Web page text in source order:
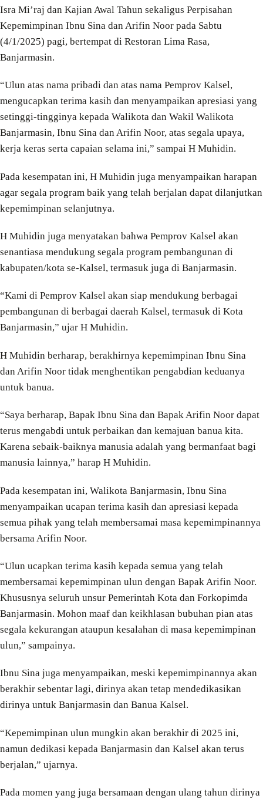
Isra Mi’raj dan Kajian Awal Tahun sekaligus Perpisahan
Kepemimpinan Ibnu Sina dan Arifin Noor pada Sabtu
(4/1/2025) pagi, bertempat di Restoran Lima Rasa,
Banjarmasin.
“Ulun atas nama pribadi dan atas nama Pemprov Kalsel,
mengucapkan terima kasih dan menyampaikan apresiasi yang
setinggi-tingginya kepada Walikota dan Wakil Walikota
Banjarmasin, Ibnu Sina dan Arifin Noor, atas segala upaya,
kerja keras serta capaian selama ini,” sampai H Muhidin.
Pada kesempatan ini, H Muhidin juga menyampaikan harapan
agar segala program baik yang telah berjalan dapat dilanjutkan
kepemimpinan selanjutnya.
H Muhidin juga menyatakan bahwa Pemprov Kalsel akan
senantiasa mendukung segala program pembangunan di
kabupaten/kota se-Kalsel, termasuk juga di Banjarmasin.
“Kami di Pemprov Kalsel akan siap mendukung berbagai
pembangunan di berbagai daerah Kalsel, termasuk di Kota
Banjarmasin,” ujar H Muhidin.
H Muhidin berharap, berakhirnya kepemimpinan Ibnu Sina
dan Arifin Noor tidak menghentikan pengabdian keduanya
untuk banua.
“Saya berharap, Bapak Ibnu Sina dan Bapak Arifin Noor dapat
terus mengabdi untuk perbaikan dan kemajuan banua kita.
Karena sebaik-baiknya manusia adalah yang bermanfaat bagi
manusia lainnya,” harap H Muhidin.
Pada kesempatan ini, Walikota Banjarmasin, Ibnu Sina
menyampaikan ucapan terima kasih dan apresiasi kepada
semua pihak yang telah membersamai masa kepemimpinannya
bersama Arifin Noor.
“Ulun ucapkan terima kasih kepada semua yang telah
membersamai kepemimpinan ulun dengan Bapak Arifin Noor.
Khususnya seluruh unsur Pemerintah Kota dan Forkopimda
Banjarmasin. Mohon maaf dan keikhlasan bubuhan pian atas
segala kekurangan ataupun kesalahan di masa kepemimpinan
ulun,” sampainya.
Ibnu Sina juga menyampaikan, meski kepemimpinannya akan
berakhir sebentar lagi, dirinya akan tetap mendedikasikan
dirinya untuk Banjarmasin dan Banua Kalsel.
“Kepemimpinan ulun mungkin akan berakhir di 2025 ini,
namun dedikasi kepada Banjarmasin dan Kalsel akan terus
berjalan,” ujarnya.
Pada momen yang juga bersamaan dengan ulang tahun dirinya